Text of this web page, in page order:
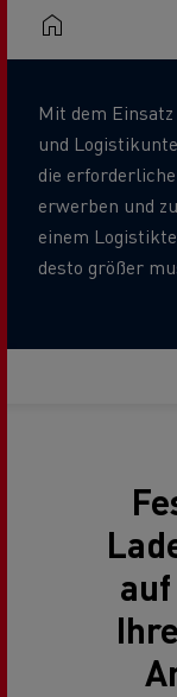
Mit dem
und
die
erwerben und
einem
desto größer